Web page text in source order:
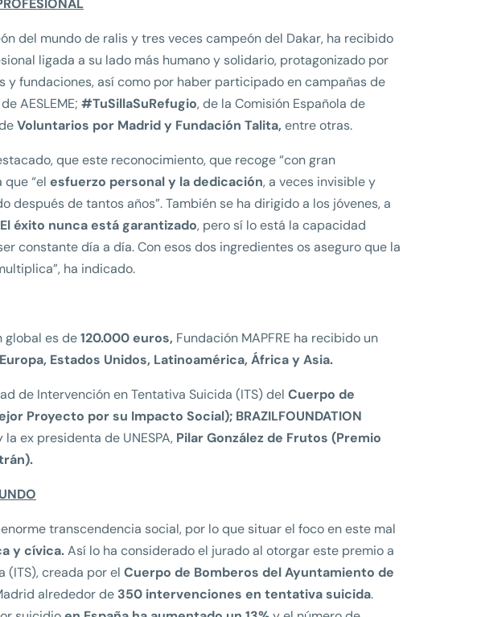
del mundo de ralis y tres veces campeón del Dakar, ha recibido
ligada a su lado más humano y solidario, protagonizado por
fundaciones, así como por haber participado en campañas de
de AESLEME; #TuSillaSuRefugio, de la Comisión Española de
Voluntarios por Madrid y Fundación Talita, entre otras.
que este reconocimiento, que recoge “con gran
“el esfuerzo personal y la dedicación, a veces invisible y
de tantos años”. También se ha dirigido a los jóvenes, a
El éxito nunca está garantizado, pero sí lo está la capacidad
constante día a día. Con esos dos ingredientes os aseguro que la
ha indicado.
global es de120.000 euros, Fundación MAPFRE ha recibido un
Europa, Estados Unidos, Latinoamérica, África y Asia.
de Intervención en Tentativa Suicida (ITS) del Cuerpo de
Proyecto por su Impacto Social); BRAZILFOUNDATION
la ex presidenta de UNESPA, Pilar González de Frutos (Premio
transcendencia social, por lo que situar el foco en este mal
y cívica.Así lo ha considerado el jurado al otorgar este premio a
(ITS), creada por el Cuerpo de Bomberos del Ayuntamiento de
alrededor de 350 intervenciones en tentativa suicida.